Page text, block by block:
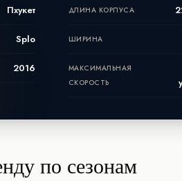
Пхукет
Splo
2016
ДЛИНА КОРПУСА
ШИРИНА
МАКСИМАЛЬНАЯ
СКОРОСТЬ
по сезонам